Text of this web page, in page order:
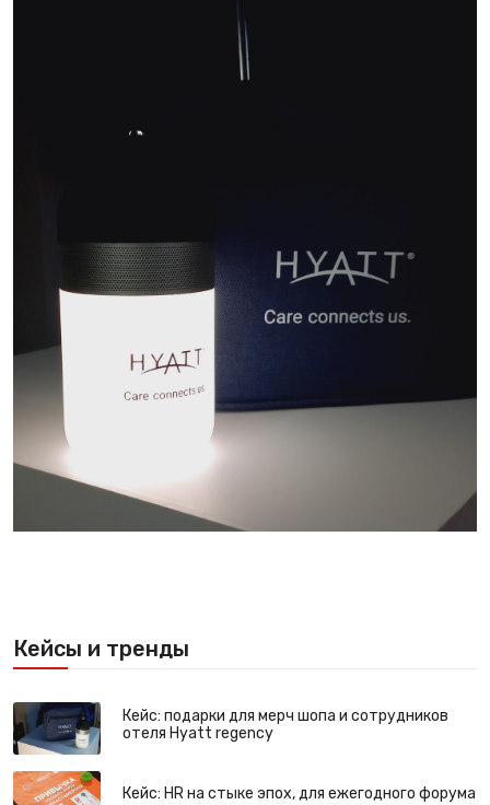
Кейсы и тренды
Кейс: подарки для мерч шопа и сотрудников
отеля Hyatt regency
Кейс: HR на стыке эпох, для ежегодного форума